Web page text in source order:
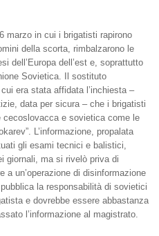
marzo in cui i brigatisti rapirono
della scorta, rimbalzarono le
dell’Europa dell’est e, soprattutto
Sovietica. Il sostituto
era stata affidata l’inchiesta –
data per sicura – che i brigatisti
cecoslovacca e sovietica come le
L’informazione, propalata
gli esami tecnici e balistici,
giornali, ma si rivelò priva di
a un’operazione di disinformazione
la responsabilità di sovietici
e dovrebbe essere abbastanza
l’informazione al magistrato.